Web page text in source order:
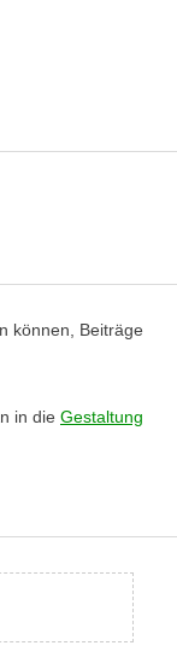
können, Beiträge
in die Gestaltung